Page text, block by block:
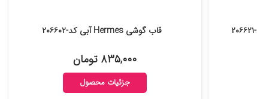
قاب گوشی Hermes آبی کد-۲۰۶۶۰۲
۸۳۵,۰۰۰ تومان
جزئیات محصول